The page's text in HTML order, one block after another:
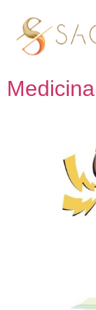
Tag:
Prisão